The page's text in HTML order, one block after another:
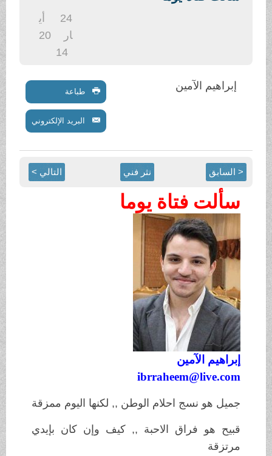
24
20
14
إبراهيم الآمين طباعة
البريد الإلكتروني
< السابق نثر فني التالي >
سألت فتاة يوما
إبراهيم الآمين
ibrraheem@live.com
جميل هو نسج احلام الوطن ,, لكنها اليوم ممزقة
قبيح هو فراق الاحبة ,, كيف وإن كان بإيدي
مرتزقة